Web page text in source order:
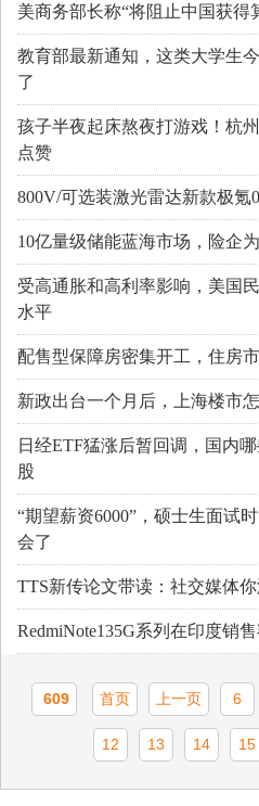
美商务部长称“将阻止中国获得
教育部最新通知，这类大学生
了
孩子半夜起床熬夜打游戏！杭
点赞
800V/可选装激光雷达新款极氪
10亿量级储能蓝海市场，险企
受高通胀和高利率影响，美国
水平
配售型保障房密集开工，住房
新政出台一个月后，上海楼市
日经ETF猛涨后暂回调，国内
股
“期望薪资6000”，硕士生面试
会了
TTS新传论文带读：社交媒体
RedmiNote135G系列在印度销
609 首页 上一页 6
12 13 14 15